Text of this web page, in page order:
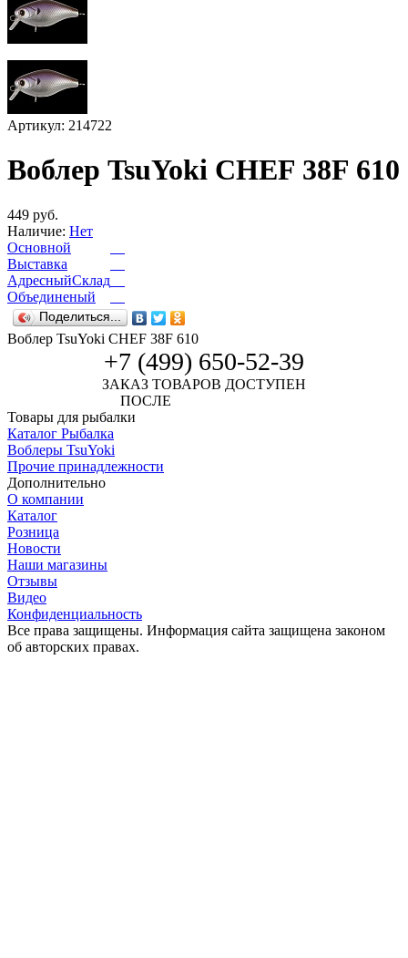
Артикул: 214722
Воблер TsuYoki CHEF 38F 610
449 руб.
Наличие: Нет
Основной
Выставка
АдресныйСклад
Объединеный
Поделиться...
Воблер TsuYoki CHEF 38F 610
+7 (499) 650-52-39
ЗАКАЗ ТОВАРОВ ДОСТУПЕН
ПОСЛЕ
Товары для рыбалки
Каталог Рыбалка
Воблеры TsuYoki
Прочие принадлежности
Дополнительно
О компании
Каталог
Розница
Новости
Наши магазины
Отзывы
Видео
Конфиденциальность
Все права защищены. Информация сайта защищена законом
об авторских правах.